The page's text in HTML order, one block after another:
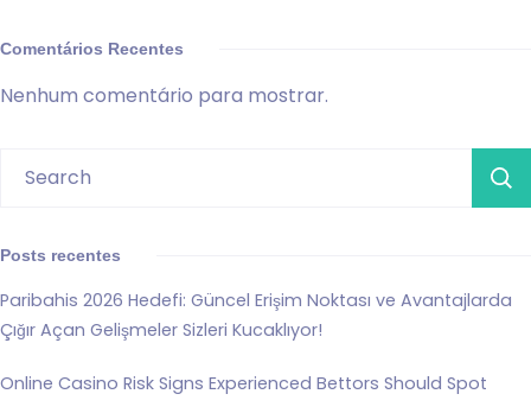
Comentários Recentes
Nenhum comentário para mostrar.
Posts recentes
Paribahis 2026 Hedefi: Güncel Erişim Noktası ve Avantajlarda
Çığır Açan Gelişmeler Sizleri Kucaklıyor!
Online Casino Risk Signs Experienced Bettors Should Spot